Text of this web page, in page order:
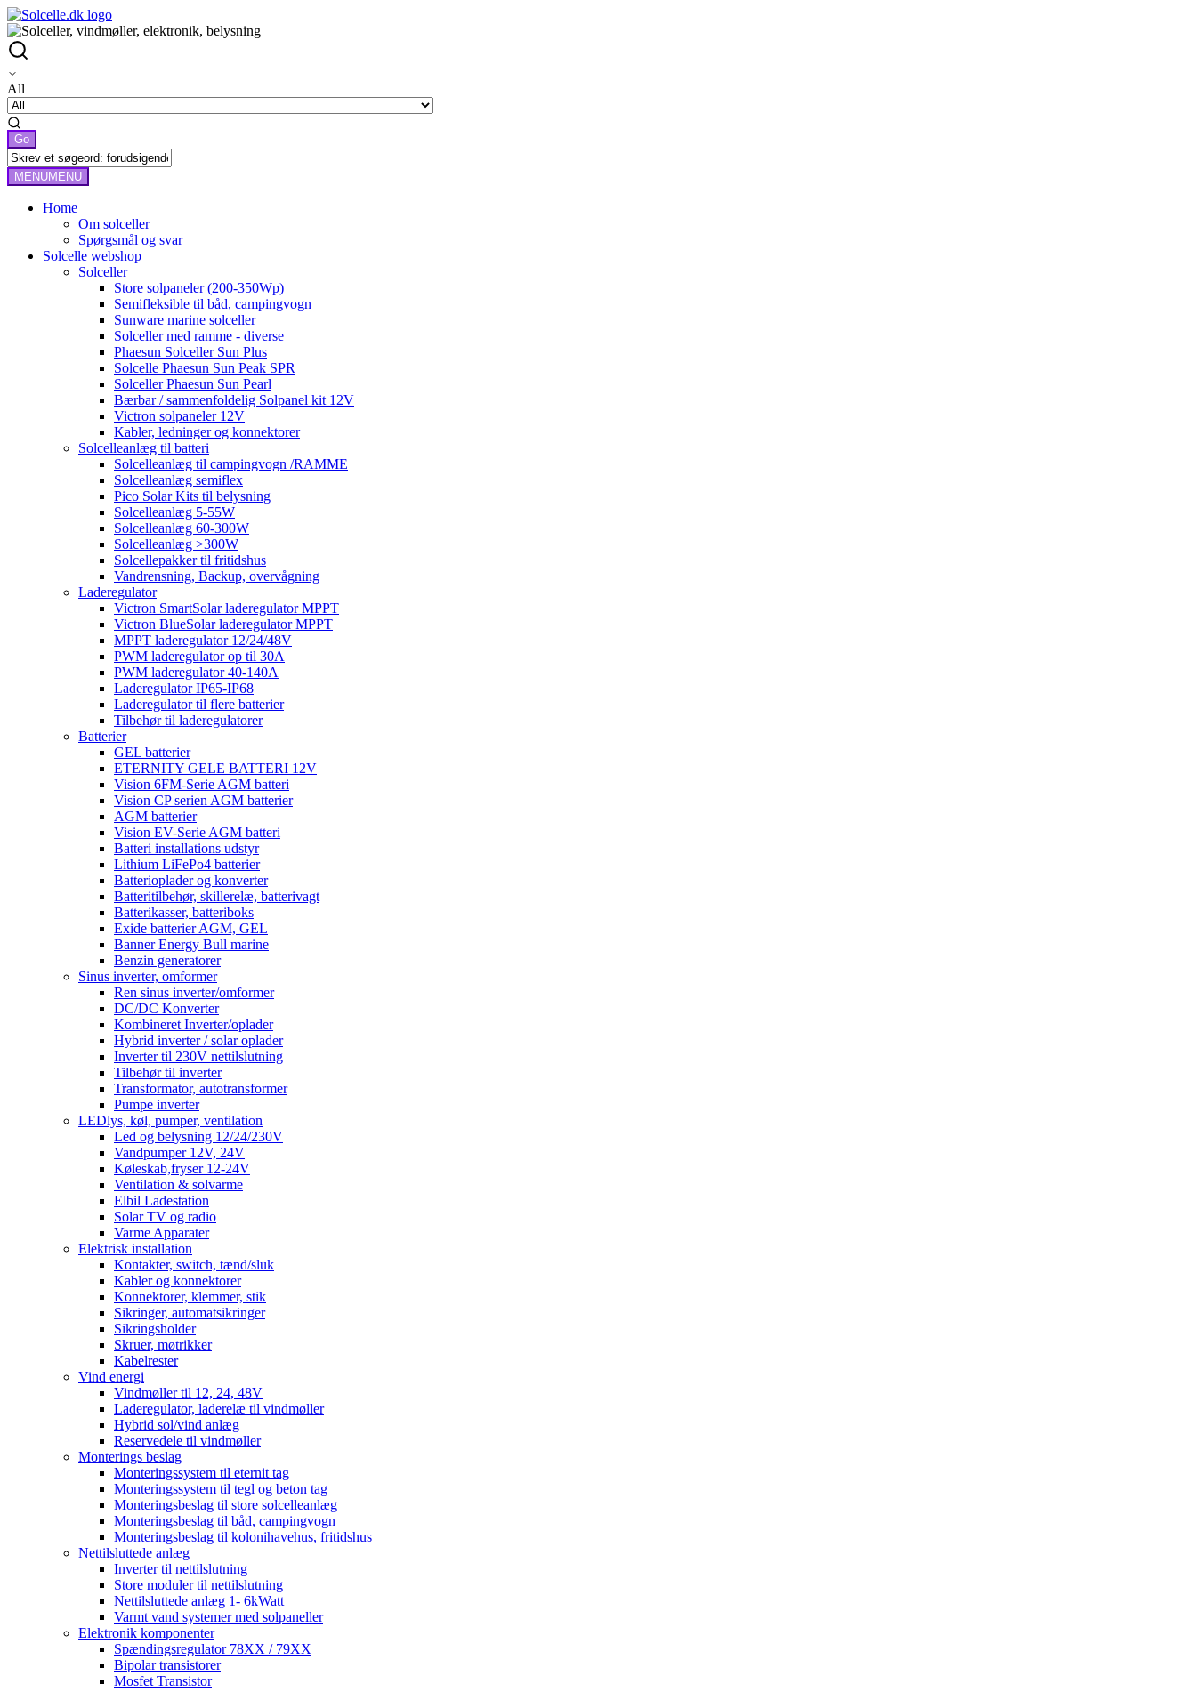
All
MENUMENU
Home
Om solceller
Spørgsmål og svar
Solcelle webshop
Solceller
Store solpaneler (200-350Wp)
Semifleksible til båd, campingvogn
Sunware marine solceller
Solceller med ramme - diverse
Phaesun Solceller Sun Plus
Solcelle Phaesun Sun Peak SPR
Solceller Phaesun Sun Pearl
Bærbar / sammenfoldelig Solpanel kit 12V
Victron solpaneler 12V
Kabler, ledninger og konnektorer
Solcelleanlæg til batteri
Solcelleanlæg til campingvogn /RAMME
Solcelleanlæg semiflex
Pico Solar Kits til belysning
Solcelleanlæg 5-55W
Solcelleanlæg 60-300W
Solcelleanlæg >300W
Solcellepakker til fritidshus
Vandrensning, Backup, overvågning
Laderegulator
Victron SmartSolar laderegulator MPPT
Victron BlueSolar laderegulator MPPT
MPPT laderegulator 12/24/48V
PWM laderegulator op til 30A
PWM laderegulator 40-140A
Laderegulator IP65-IP68
Laderegulator til flere batterier
Tilbehør til laderegulatorer
Batterier
GEL batterier
ETERNITY GELE BATTERI 12V
Vision 6FM-Serie AGM batteri
Vision CP serien AGM batterier
AGM batterier
Vision EV-Serie AGM batteri
Batteri installations udstyr
Lithium LiFePo4 batterier
Batterioplader og konverter
Batteritilbehør, skillerelæ, batterivagt
Batterikasser, batteriboks
Exide batterier AGM, GEL
Banner Energy Bull marine
Benzin generatorer
Sinus inverter, omformer
Ren sinus inverter/omformer
DC/DC Konverter
Kombineret Inverter/oplader
Hybrid inverter / solar oplader
Inverter til 230V nettilslutning
Tilbehør til inverter
Transformator, autotransformer
Pumpe inverter
LEDlys, køl, pumper, ventilation
Led og belysning 12/24/230V
Vandpumper 12V, 24V
Køleskab,fryser 12-24V
Ventilation & solvarme
Elbil Ladestation
Solar TV og radio
Varme Apparater
Elektrisk installation
Kontakter, switch, tænd/sluk
Kabler og konnektorer
Konnektorer, klemmer, stik
Sikringer, automatsikringer
Sikringsholder
Skruer, møtrikker
Kabelrester
Vind energi
Vindmøller til 12, 24, 48V
Laderegulator, laderelæ til vindmøller
Hybrid sol/vind anlæg
Reservedele til vindmøller
Monterings beslag
Monteringssystem til eternit tag
Monteringssystem til tegl og beton tag
Monteringsbeslag til store solcelleanlæg
Monteringsbeslag til båd, campingvogn
Monteringsbeslag til kolonihavehus, fritidshus
Nettilsluttede anlæg
Inverter til nettilslutning
Store moduler til nettilslutning
Nettilsluttede anlæg 1- 6kWatt
Varmt vand systemer med solpaneller
Elektronik komponenter
Spændingsregulator 78XX / 79XX
Bipolar transistorer
Mosfet Transistor